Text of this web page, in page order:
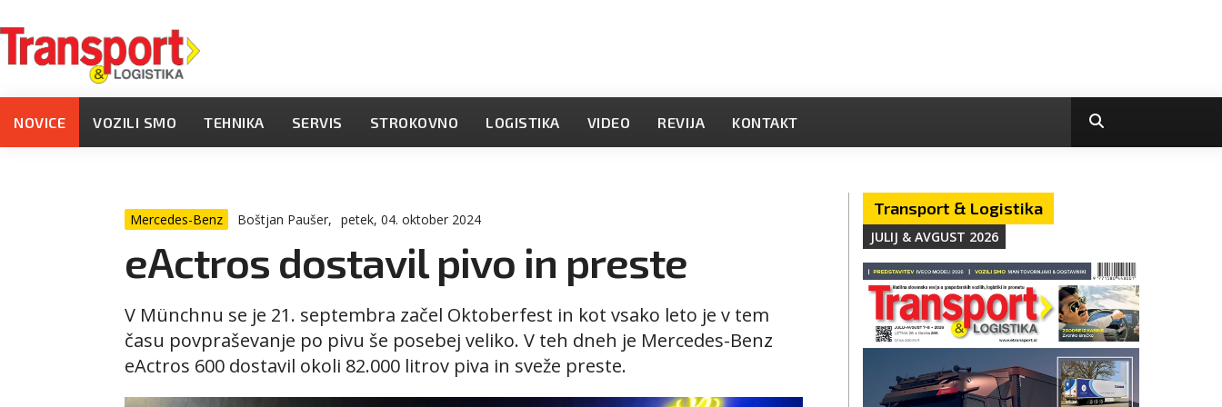
NOVICE VOZILI SMO TEHNIKA SERVIS STROKOVNO LOGISTIKA VIDEO REVIJA KONTAKT
Mercedes-Benz Boštjan Paušer, petek, 04. oktober 2024
eActros dostavil pivo in preste
V Münchnu se je 21. septembra začel Oktoberfest in kot vsako leto je v tem
času povpraševanje po pivu še posebej veliko. V teh dneh je Mercedes-Benz
eActros 600 dostavil okoli 82.000 litrov piva in sveže preste.
Transport & Logistika
JULIJ & AVGUST 2026